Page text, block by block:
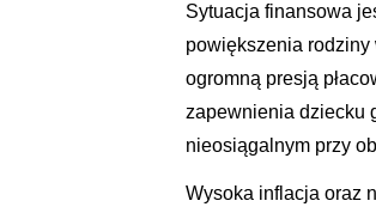
Sytuacja finansowa
powiększenia rodziny
ogromną presją
zapewnienia dziecku
nieosiągalnym przy
Wysoka inflacja oraz